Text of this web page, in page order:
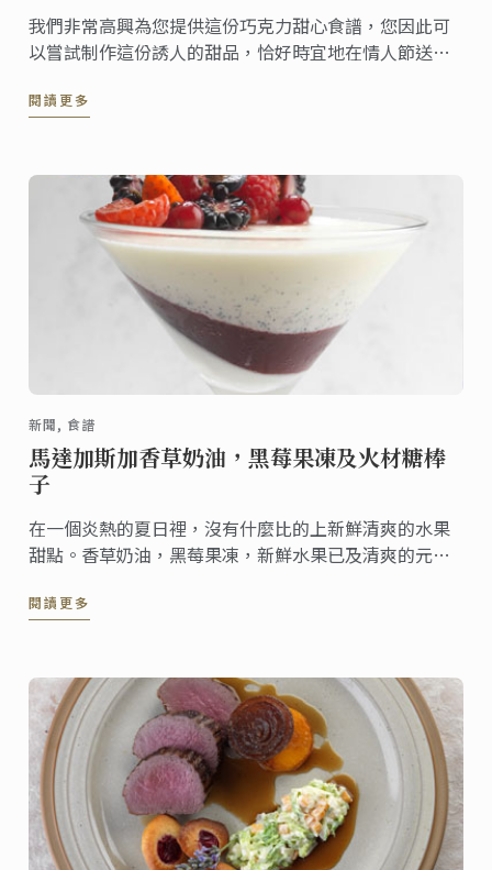
我們非常高興為您提供這份巧克力甜心食譜，您因此可
以嘗試制作這份誘人的甜品，恰好時宜地在情人節送上
閱讀更多
新聞, 食譜
馬達加斯加香草奶油，黑莓果凍及火材糖棒
子
在一個炎熱的夏日裡，沒有什麼比的上新鮮清爽的水果
甜點。香草奶油，黑莓果凍，新鮮水果已及清爽的元
為您晚餐後提供完美的結局。
閱讀更多